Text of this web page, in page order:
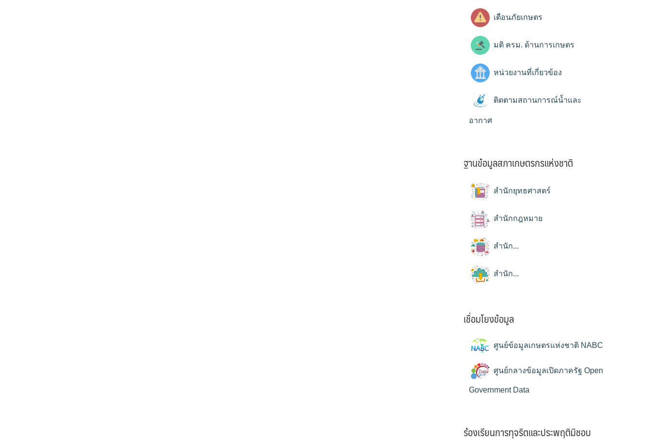
เตือนภัยเกษตร
มติ ครม. ด้านการเกษตร
หน่วยงานที่เกี่ยวข้อง
ติดตามสถานการณ์น้ำและ
อากาศ
ฐานข้อมูลสภาเกษตรกรแห่งชาติ
สำนักยุทธศาสตร์
สำนักกฎหมาย
สำนัก...
สำนัก...
เชื่อมโยงข้อมูล
ศูนย์ข้อมูลเกษตรแห่งชาติ NABC
ศูนย์กลางข้อมูลเปิดภาครัฐ Open
Government Data
ร้องเรียนการทุจริตและประพฤติมิชอบ